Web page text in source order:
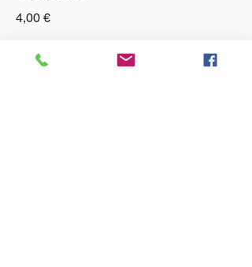
4,00 €
Choix de thé Harney & Sons